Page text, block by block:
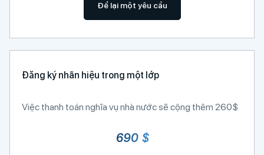
Để lại một yêu cầu
Đăng ký nhãn hiệu trong một lớp
Việc thanh toán nghĩa vụ nhà nước sẽ cộng thêm 260$
690 $